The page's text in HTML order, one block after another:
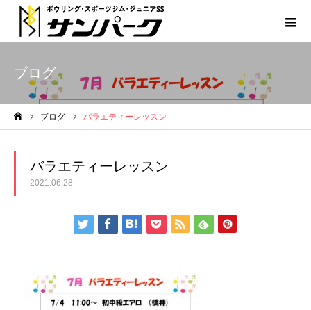
ブログ
ブログ バラエティーレッスン
バラエティーレッスン
2021.06.28